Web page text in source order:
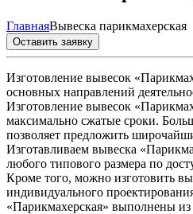
ГлавнаяВывеска парикмахерская
Оставить заявку
Изготовление вывесок
основных направлений
Изготовление вывесок
максимально сжатые сроки.
позволяет предложить
Изготавливаем вывеска
любого типового размера по
Кроме того, можно изготовить
индивидуального
«Парикмахерская» выполнены из